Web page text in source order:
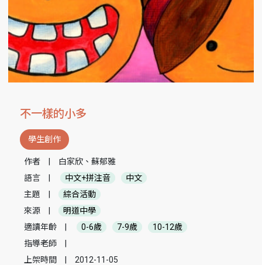
不一樣的小多
學生創作
作者
白家欣、蘇郁雅
語言
中文+拼注音
中文
主題
綜合活動
來源
明道中學
適讀年齡
0-6歲 7-9歲
10-12歲
指導老師
上架時間
2012-11-05